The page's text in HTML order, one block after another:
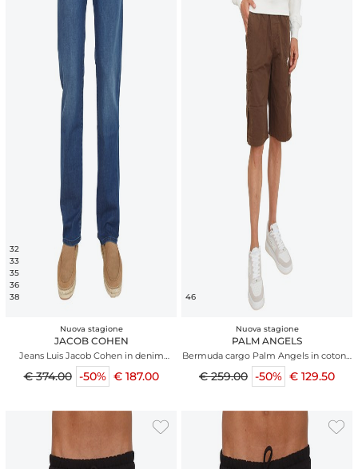
32
33
35
36
38
Nuova stagione
JACOB COHEN
Jeans Luis Jacob Cohen in denim
comfort blu sabbiato
€ 374.00 -50% € 187.00
46
Nuova stagione
PALM ANGELS
Bermuda cargo Palm Angels in cotone
marrone
€ 259.00 -50% € 129.50